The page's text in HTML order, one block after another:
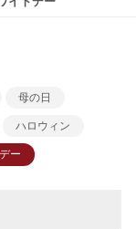
母の日
ハロウィン
ー